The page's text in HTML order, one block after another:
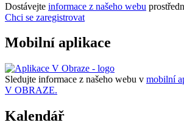
Dostávejte informace z našeho webu
Chci se zaregistrovat
Mobilní aplikace
Sledujte informace z našeho webu v mobilní
V OBRAZE.
Kalendář